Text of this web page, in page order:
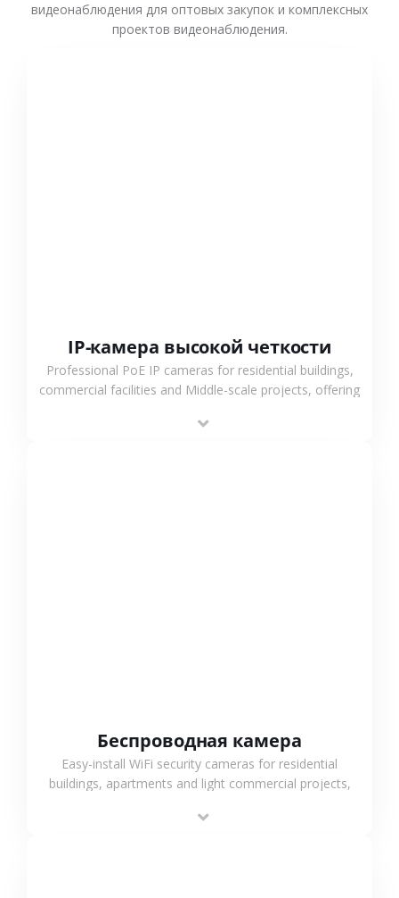
видеонаблюдения для оптовых закупок и комплексных
проектов видеонаблюдения.
IP-камера высокой четкости
Professional PoE IP cameras for residential buildings,
commercial facilities and Middle-scale projects, offering
support.
Беспроводная камера
Easy-install WiFi security cameras for residential
buildings, apartments and light commercial projects,
surveillance solutions.